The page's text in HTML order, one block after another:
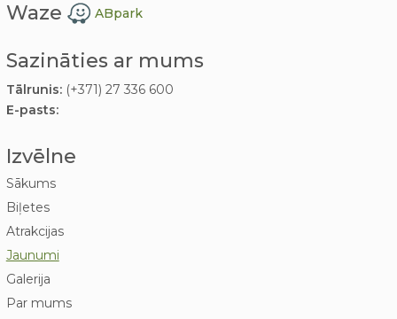
Waze ABpark
Sazināties ar mums
Tālrunis:(+371) 27 336 600
E-pasts:
Izvēlne
Sākums
Biļetes
Atrakcijas
Jaunumi
Galerija
Par mums